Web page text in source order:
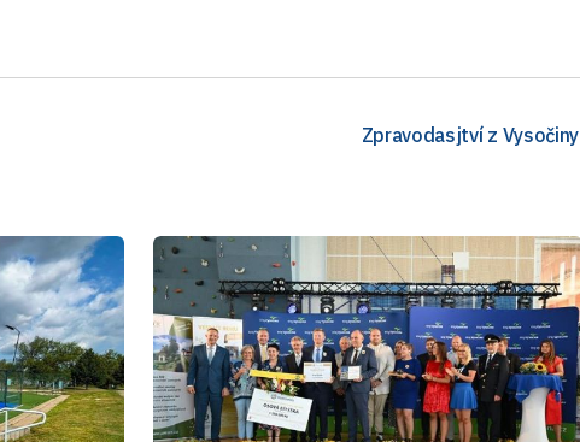
Zpravodasjtví z Vysočiny